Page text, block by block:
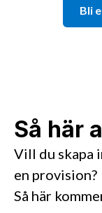
Bli
Så här
Vill du skapa
en provision?
Så här